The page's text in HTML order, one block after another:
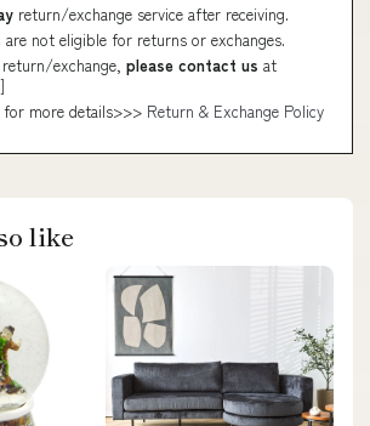
return/exchange service after receiving.
are not eligible for returns or exchanges.
exchange, please contact us at
for more details>>> Return & Exchange Policy
like